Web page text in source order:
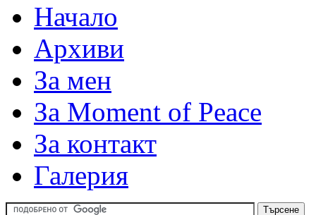
Начало
Архиви
За мен
За Moment of Peace
За контакт
Галерия